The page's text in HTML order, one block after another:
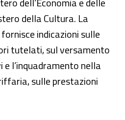
della Cultura. La
indicazioni sulle
tutelati, sul versamento
l’inquadramento nella
sulle prestazioni